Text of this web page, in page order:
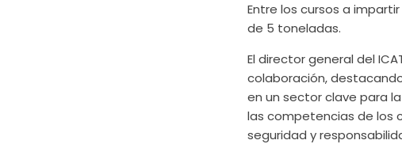
Entre los cursos a
de 5 toneladas.
El director general del
colaboración,
en un sector clave para
las competencias de los
seguridad y